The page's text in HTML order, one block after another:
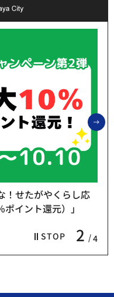
STOP 2 4
！せたがやくらし応
イント還元）」